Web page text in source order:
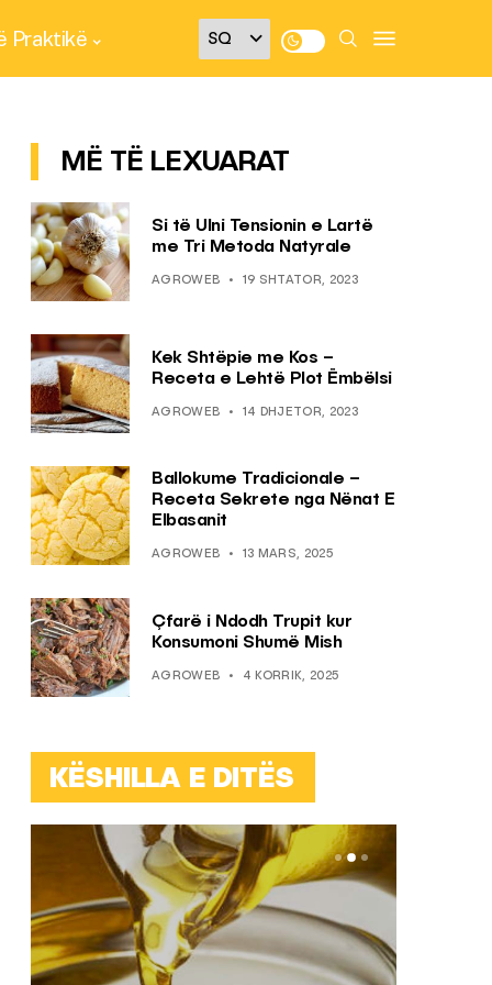
Praktikë
MË TË LEXUARAT
Si të Ulni Tensionin e Lartë
me Tri Metoda Natyrale
AGROWEB 19 SHTATOR, 2023
Kek Shtëpie me Kos –
Receta e Lehtë Plot Ëmbëlsi
AGROWEB 14 DHJETOR, 2023
Ballokume Tradicionale –
Receta Sekrete nga Nënat E
Elbasanit
AGROWEB 13 MARS, 2025
Çfarë i Ndodh Trupit kur
Konsumoni Shumë Mish
AGROWEB 4 KORRIK, 2025
KËSHILLA E DITËS